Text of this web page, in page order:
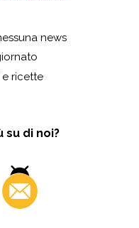
news
e ricette
su di noi?